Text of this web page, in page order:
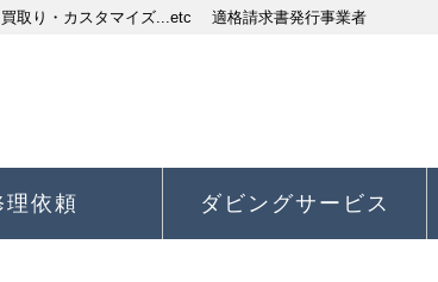
取り・カスタマイズ...etc 適格請求書発行事業者
理依頼 ダビングサービス